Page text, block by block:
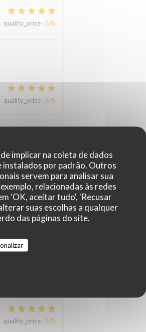
implicar na coleta de dados
instalados por padrão. Outros
servem para analisar sua
relacionadas às redes
'OK, aceitar tudo', 'Recusar
suas escolhas a qualquer
das páginas do site.
quality_price: 5/5
quality_price: 5/5
quality_price: 4/5
les voisins,
quality_price: 5/5